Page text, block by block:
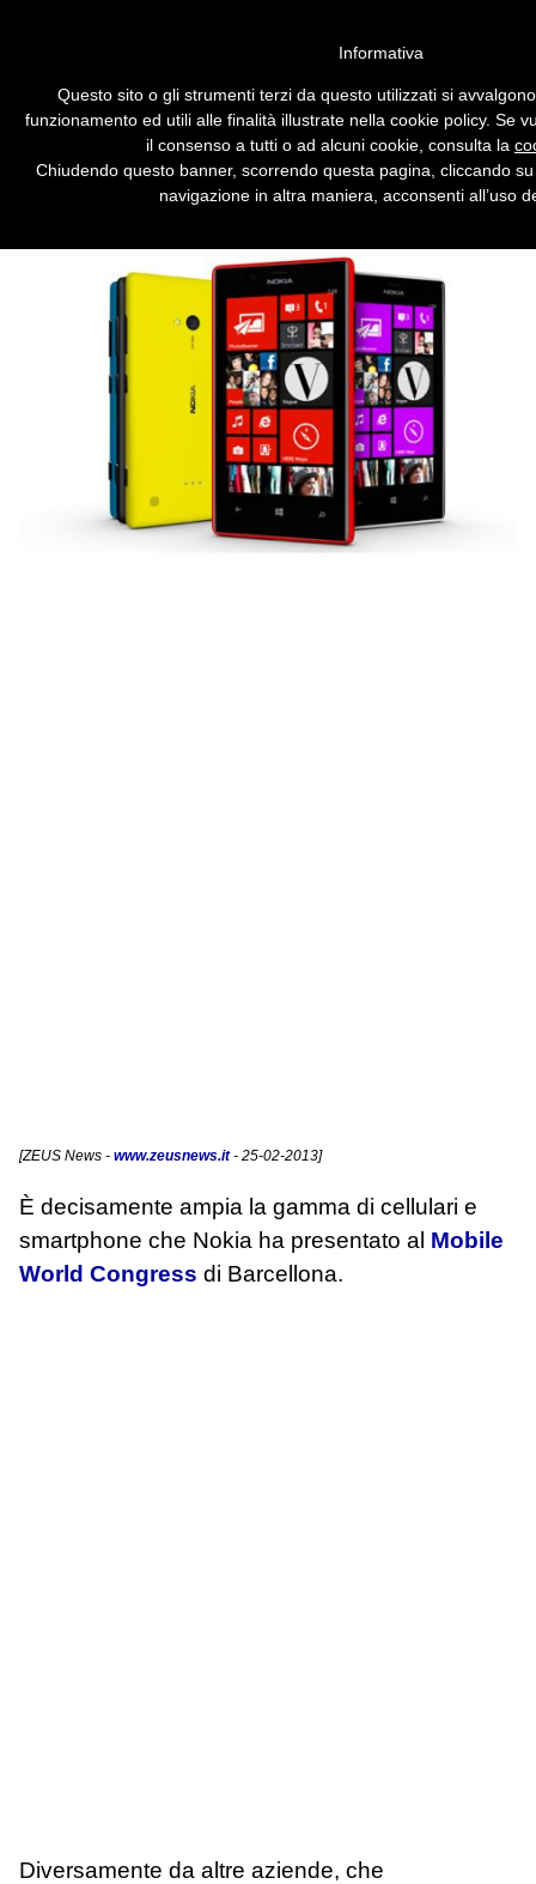
Lumia e il cellulare da 15 euro
Debuttano i nuovi smartphone con Windows
Phone 8 e due telefonini economici.
[ZEUS News - www.zeusnews.it- 25-02-2013]
È decisamente ampia la gamma di cellulari e
smartphone che Nokia ha presentato al Mobile
World Congress di Barcellona.
Diversamente da altre aziende, che
Informativa
Questo sito o gli strumenti terzi da questo utilizzati si
funzionamento ed utili alle finalità illustrate nella cookie policy. Se
il consenso a tutti o ad alcuni cookie, consulta la
Chiudendo questo banner, scorrendo questa pagina, cliccando
navigazione in altra maniera, acconsenti all’uso